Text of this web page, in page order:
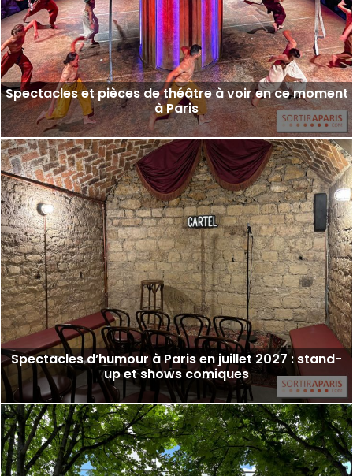
Spectacles et pièces de théâtre à voir en ce moment
à Paris
Spectacles d’humour à Paris en juillet 2027 : stand-
up et shows comiques